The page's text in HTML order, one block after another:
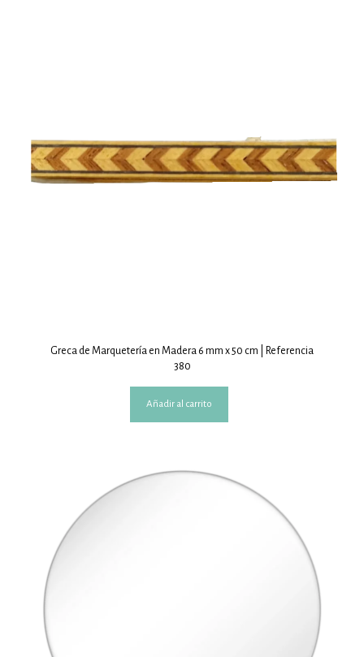
Greca de Marquetería en Madera 6 mm x 50 cm | Referencia
380
Añadir al carrito